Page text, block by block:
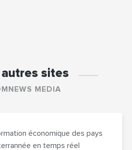
autres sites
MEDIA
économique des pays
en temps réel